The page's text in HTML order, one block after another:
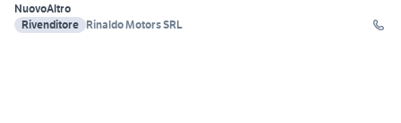
NuovoAltro
Rivenditore Rinaldo Motors SRL